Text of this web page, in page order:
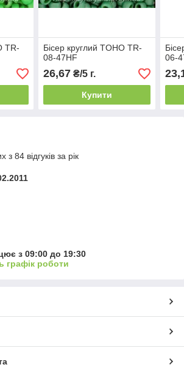
TR-
Бісер круглий TOHO TR-
08-47HF
26,67₴/5 г.
Купити
06-
з 84 відгуків за рік
з 09:00 до 19:30
графік роботи